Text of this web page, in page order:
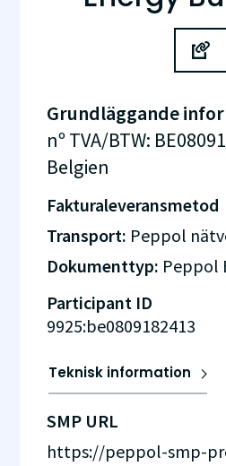
Grundläggande
nº TVA/BTW:
Belgien
Fakturaleveransmetod
Transport: Peppol
Dokumenttyp: Peppol
Participant ID
9925:be0809182413
Teknisk information
SMP URL
https://peppol-smp-